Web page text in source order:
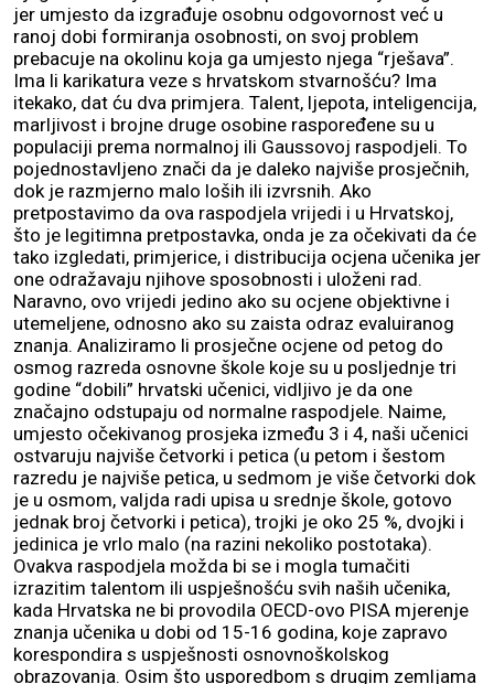
jer umjesto da izgrađuje osobnu odgovornost već u
ranoj dobi formiranja osobnosti, on svoj problem
prebacuje na okolinu koja ga umjesto njega “rješava”.
Ima li karikatura veze s hrvatskom stvarnošću? Ima
itekako, dat ću dva primjera. Talent, ljepota, inteligencija,
marljivost i brojne druge osobine raspoređene su u
populaciji prema normalnoj ili Gaussovoj raspodjeli. To
pojednostavljeno znači da je daleko najviše prosječnih,
dok je razmjerno malo loših ili izvrsnih. Ako
pretpostavimo da ova raspodjela vrijedi i u Hrvatskoj,
što je legitimna pretpostavka, onda je za očekivati da će
tako izgledati, primjerice, i distribucija ocjena učenika jer
one odražavaju njihove sposobnosti i uloženi rad.
Naravno, ovo vrijedi jedino ako su ocjene objektivne i
utemeljene, odnosno ako su zaista odraz evaluiranog
znanja. Analiziramo li prosječne ocjene od petog do
osmog razreda osnovne škole koje su u posljednje tri
godine “dobili” hrvatski učenici, vidljivo je da one
značajno odstupaju od normalne raspodjele. Naime,
umjesto očekivanog prosjeka između 3 i 4, naši učenici
ostvaruju najviše četvorki i petica (u petom i šestom
razredu je najviše petica, u sedmom je više četvorki dok
je u osmom, valjda radi upisa u srednje škole, gotovo
jednak broj četvorki i petica), trojki je oko 25 %, dvojki i
jedinica je vrlo malo (na razini nekoliko postotaka).
Ovakva raspodjela možda bi se i mogla tumačiti
izrazitim talentom ili uspješnošću svih naših učenika,
kada Hrvatska ne bi provodila OECD-ovo PISA mjerenje
znanja učenika u dobi od 15-16 godina, koje zapravo
korespondira s uspješnosti osnovnoškolskog
obrazovanja. Osim što usporedbom s drugim zemljama